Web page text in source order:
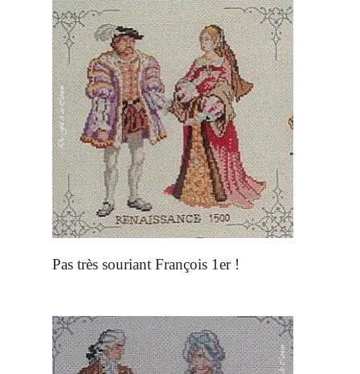
Pas très souriant François 1er !